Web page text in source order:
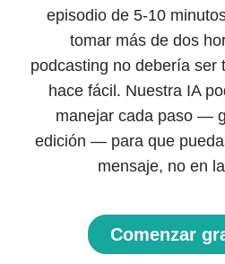
episodio de 5-10
tomar más de dos
podcasting no debería ser
hace fácil. Nuestra IA
manejar cada paso —
edición — para que
mensaje, no en
Comenzar